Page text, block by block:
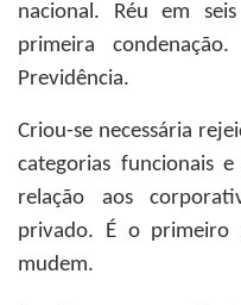
nacional. Réu em
primeira
Previdência.
Criou-se necessária
categorias funcionais
relação aos
privado. É o primeiro
mudem.